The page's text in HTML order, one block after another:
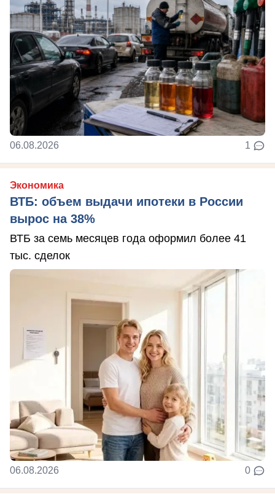
06.08.2026 1
Экономика
ВТБ: объем выдачи ипотеки в России
вырос на 38%
ВТБ за семь месяцев года оформил более 41
тыс. сделок
06.08.2026 0